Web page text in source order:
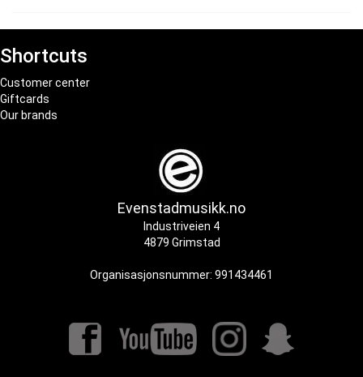
Shortcuts
Customer center
Giftcards
Our brands
Evenstadmusikk.no
Industriveien 4
4879 Grimstad
Organisasjonsnummer: 991434461